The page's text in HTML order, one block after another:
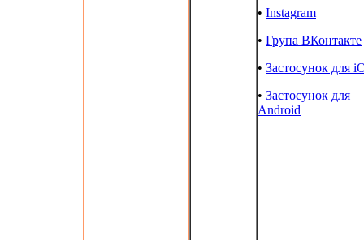
• Instagram
• Група ВКонтакте
• Застосунок для
• Застосунок для
Android